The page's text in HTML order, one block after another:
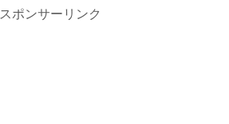
スポンサーリンク